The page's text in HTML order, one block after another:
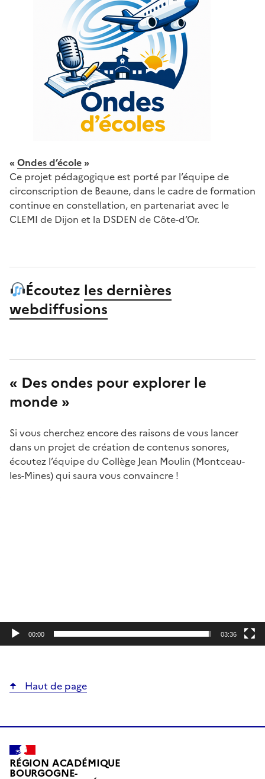
« Ondes d’école»
Ce projet pédagogique est porté par l’équipe de
circonscription de Beaune, dans le cadre de formation
continue en constellation, en partenariat avec le
CLEMI de Dijon et la DSDEN de Côte-d’Or.
Écoutez les dernières
webdiffusions
« Des ondes pour explorer le
monde »
Si vous cherchez encore des raisons de vous lancer
dans un projet de création de contenus sonores,
écoutez l’équipe du Collège Jean Moulin (Montceau-
les-Mines) qui saura vous convaincre !
00:00 03:36
Haut de page
RÉGION ACADÉMIQUE
BOURGOGNE-